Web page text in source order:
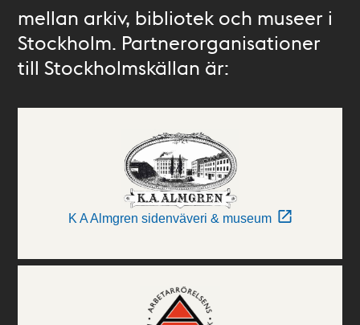
mellan arkiv, bibliotek och museer i
Stockholm. Partnerorganisationer
till Stockholmskällan är:
K A Almgren sidenväveri & museum